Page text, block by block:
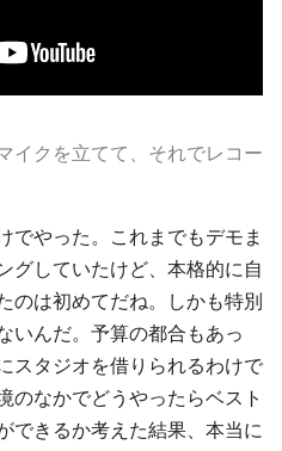
クを立てて、それでレコー
でやった。これまでもデモま
グしていたけど、本格的に自
のは初めてだね。しかも特別
いんだ。予算の都合もあっ
スタジオを借りられるわけで
のなかでどうやったらベスト
できるか考えた結果、本当に